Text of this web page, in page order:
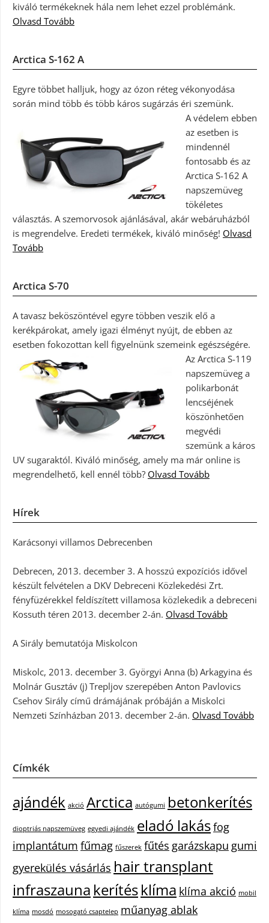
kiváló termékeknek hála nem lehet ezzel problémánk.
Olvasd Tovább
Arctica S-162 A
Egyre többet halljuk, hogy az ózon réteg vékonyodása
során mind több és több káros sugárzás éri szemünk.
A védelem ebben
az esetben is
mindennél
fontosabb és az
Arctica S-162 A
napszemüveg
tökéletes
választás. A szemorvosok ajánlásával, akár webáruházból
is megrendelve. Eredeti termékek, kiváló minőség! Olvasd
Tovább
Arctica S-70
A tavasz beköszöntével egyre többen veszik elő a
kerékpárokat, amely igazi élményt nyújt, de ebben az
esetben fokozottan kell figyelnünk szemeink egészségére.
Az Arctica S-119
napszemüveg a
polikarbonát
lencséjének
köszönhetően
megvédi
szemünk a káros
UV sugaraktól. Kiváló minőség, amely ma már online is
megrendelhető, kell ennél több? Olvasd Tovább
Hírek
Karácsonyi villamos Debrecenben
Debrecen, 2013. december 3. A hosszú expozíciós idővel
készült felvételen a DKV Debreceni Közlekedési Zrt.
fényfüzérekkel feldíszített villamosa közlekedik a debreceni
Kossuth téren 2013. december 2-án. Olvasd Tovább
A Sirály bemutatója Miskolcon
Miskolc, 2013. december 3. Györgyi Anna (b) Arkagyina és
Molnár Gusztáv (j) Trepljov szerepében Anton Pavlovics
Csehov Sirály című drámájának próbáján a Miskolci
Nemzeti Színházban 2013. december 2-án. Olvasd Tovább
Címkék
ajándék akció Arctica autógumi betonkerítés
dioptriás napszemüveg egyedi ajándék eladó lakásfog
implantátum fűmag fűszerek fűtés garázskapu gumi
gyerekülés vásárlás hair transplant
infraszauna kerítésklíma klíma akció mobil
klíma mosdó mosogató csaptelep műanyag ablak